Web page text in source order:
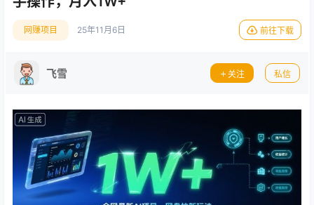
网赚项目 25年11月6日 前往下载
飞雪 关注 私信